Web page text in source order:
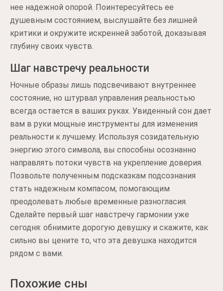
нее надежной опорой. Поинтересуйтесь ее
душевным состоянием, выслушайте без лишней
критики и окружите искренней заботой, доказывая
глубину своих чувств.
Шаг навстречу реальности
Ночные образы лишь подсвечивают внутреннее
состояние, но штурвал управления реальностью
всегда остается в ваших руках. Увиденный сон дает
вам в руки мощные инструменты для изменения
реальности к лучшему. Используя созидательную
энергию этого символа, вы способны осознанно
направлять потоки чувств на укрепление доверия.
Позвольте полученным подсказкам подсознания
стать надежным компасом, помогающим
преодолевать любые временные разногласия.
Сделайте первый шаг навстречу гармонии уже
сегодня: обнимите дорогую девушку и скажите, как
сильно вы цените то, что эта девушка находится
рядом с вами.
Похожие сны